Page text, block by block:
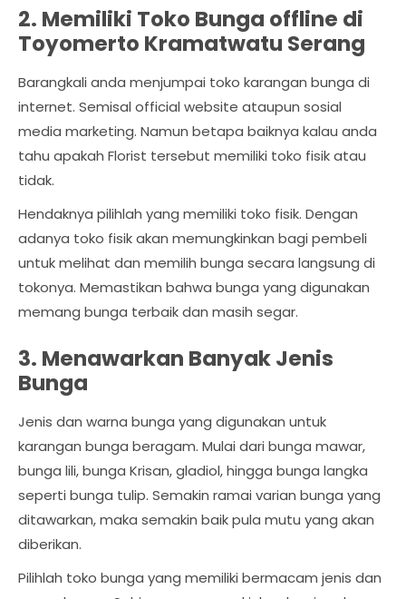
2. Memiliki Toko Bunga offline di
Toyomerto Kramatwatu Serang
Barangkali anda menjumpai toko karangan bunga di
internet. Semisal official website ataupun sosial
media marketing. Namun betapa baiknya kalau anda
tahu apakah Florist tersebut memiliki toko fisik atau
tidak.
Hendaknya pilihlah yang memiliki toko fisik. Dengan
adanya toko fisik akan memungkinkan bagi pembeli
untuk melihat dan memilih bunga secara langsung di
tokonya. Memastikan bahwa bunga yang digunakan
memang bunga terbaik dan masih segar.
3. Menawarkan Banyak Jenis
Bunga
Jenis dan warna bunga yang digunakan untuk
karangan bunga beragam. Mulai dari bunga mawar,
bunga lili, bunga Krisan, gladiol, hingga bunga langka
seperti bunga tulip. Semakin ramai varian bunga yang
ditawarkan, maka semakin baik pula mutu yang akan
diberikan.
Pilihlah toko bunga yang memiliki bermacam jenis dan